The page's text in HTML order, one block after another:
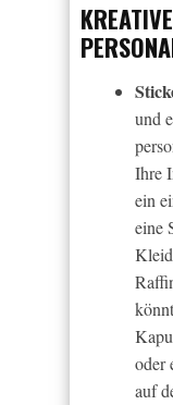
und
Ihre
ein
eine
oder
auf